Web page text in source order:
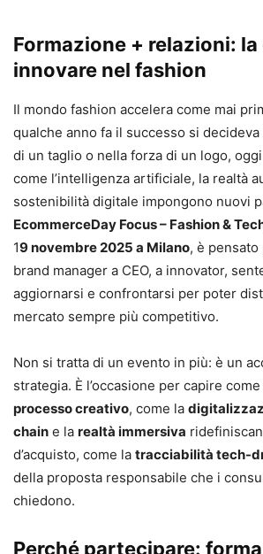
Formazione + relazioni:
innovare nel fashion
Il mondo fashion accelera come mai
qualche anno fa il successo si
di un taglio o nella forza di un logo,
come l’intelligenza artificiale, la realtà
sostenibilità digitale impongono nuovi
EcommerceDay Focus – Fashion &
19 novembre 2025 a Milano, è
brand manager a CEO, a innovator,
aggiornarsi e confrontarsi per poter
mercato sempre più competitivo.
Non si tratta di un evento in più: è un
strategia. È l’occasione per capire come
processo creativo, come la
chain e la realtà immersiva
d’acquisto, come la tracciabilità tech-
della proposta responsabile che i
chiedono.
Perché partecipare: